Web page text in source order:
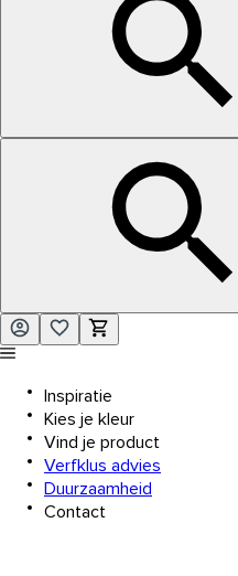
Inspiratie
Kies je kleur
Vind je product
Verfklus advies
Duurzaamheid
Contact